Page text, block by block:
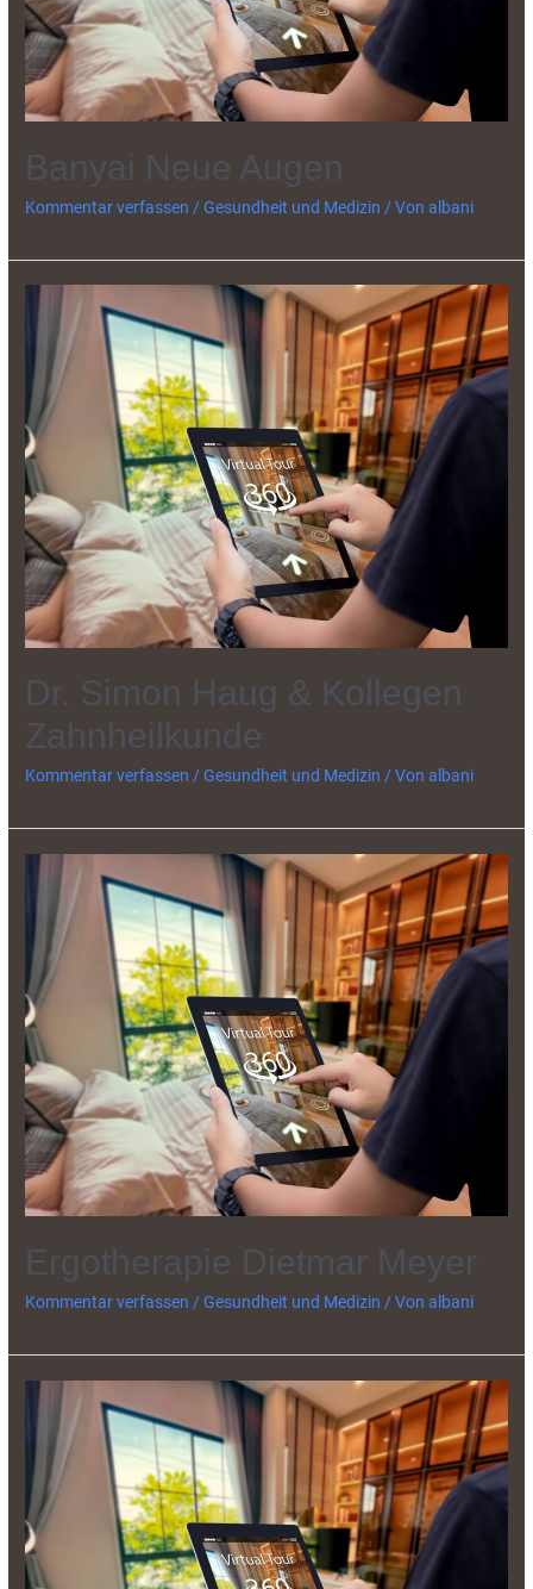
Banyai Neue Augen
Kommentar verfassen /Gesundheit und Medizin / Vonalbani
Dr. Simon Haug & Kollegen
Zahnheilkunde
Kommentar verfassen /Gesundheit und Medizin / Vonalbani
Ergotherapie Dietmar Meyer
Kommentar verfassen /Gesundheit und Medizin / Vonalbani